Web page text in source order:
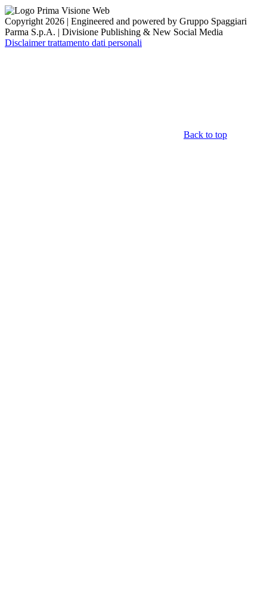
Copyright 2026 | Engineered and powered by Gruppo Spaggiari
Parma S.p.A. | Divisione Publishing & New Social Media
Disclaimer trattamento dati personali
Back to top